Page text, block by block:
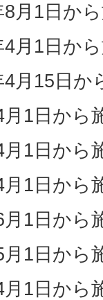
月1日か
月1日か
月15日か
1日から
1日から
1日から
1日から
1日から
1日から